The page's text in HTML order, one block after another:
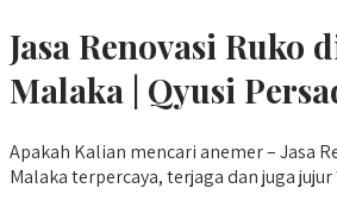
Jasa Renovasi Ruko
Malaka | Qyusi
Apakah Kalian mencari anemer – Jasa
Malaka terpercaya, terjaga dan juga jujur